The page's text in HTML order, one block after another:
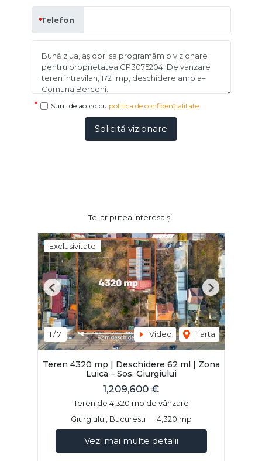
Telefon
Sunt de acord cu politica de confidențialitate
Solicită vizionare
Te-ar putea interesa și:
Exclusivitate
1 /7 Video Harta
Previous Next
Teren 4320 mp | Deschidere 62 ml | Zona
Luica – Sos. Giurgiului
1,209,600 €
Teren de 4,320 mp de vânzare
Giurgiului, Bucuresti
4,320 mp
Vezi mai multe detalii